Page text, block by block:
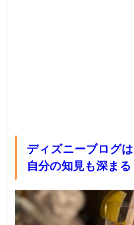
ディズニーブログ
自分の知見も深まる